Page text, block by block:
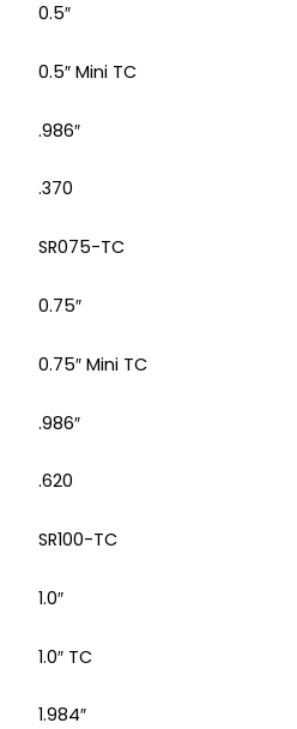
0.5″
0.5″ Mini TC
.986″
.370
SR075-TC
0.75″
0.75″ Mini TC
.986″
.620
SR100-TC
1.0″
1.0″ TC
1.984″